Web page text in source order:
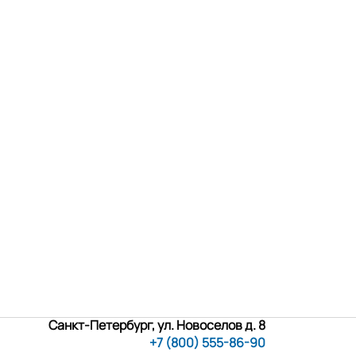
Санкт-Петербург, ул. Новоселов д. 8
+7 (800) 555-86-90